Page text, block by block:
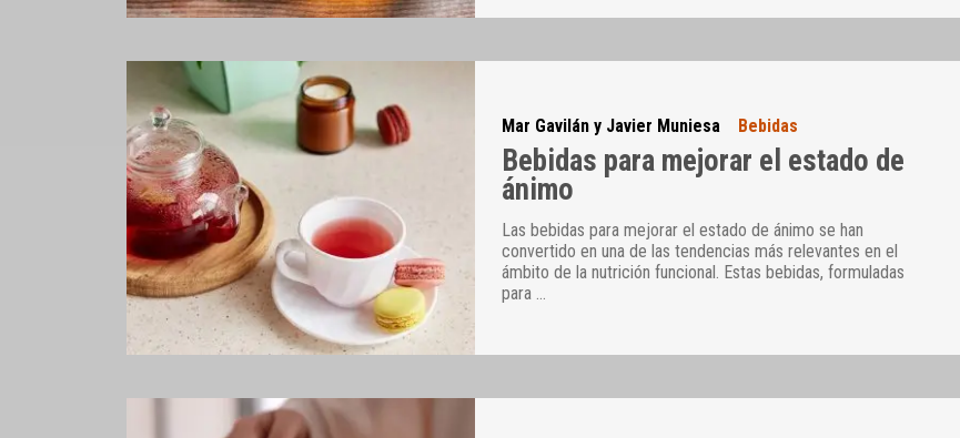
Mar Gavilán y Javier Muniesa Bebidas
Bebidas para mejorar el estado de
ánimo
Las bebidas para mejorar el estado de ánimo se han
convertido en una de las tendencias más relevantes en el
ámbito de la nutrición funcional. Estas bebidas, formuladas
para …